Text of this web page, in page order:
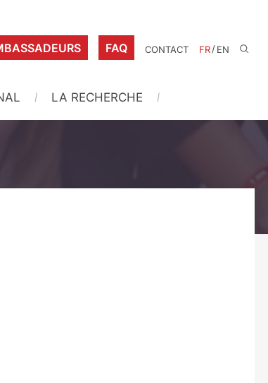
FAQ CONTACT FR/EN
LA RECHERCHE